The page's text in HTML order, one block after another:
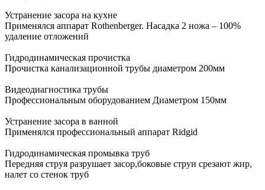
Устранение засора на кухне
Применялся аппарат Rothenberger. Насадка 2 ножа – 100%
удаление отложений
Гидродинамическая прочистка
Прочистка канализационной трубы диаметром 200мм
Видеодиагностика трубы
Профессиональным оборудованием Диаметром 150мм
Устранение засора в ванной
Применялся профессиональный аппарат Ridgid
Гидродинамическая промывка труб
Передняя струя разрушает засор,боковые струи срезают жир,
налет со стенок труб